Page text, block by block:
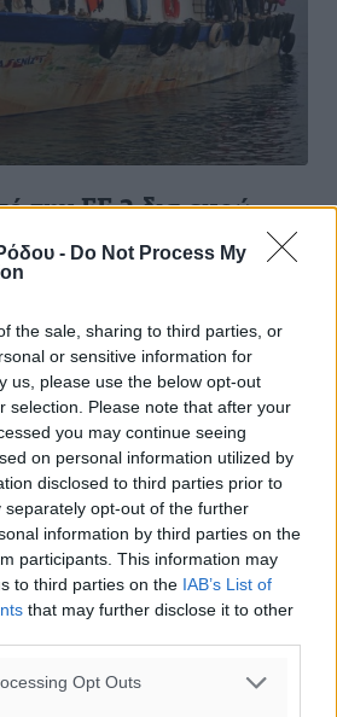
- Do Not Process My
the sale, sharing to third parties, or
or sensitive information for
us, please use the below opt-out
selection. Please note that after your
you may continue seeing
on personal information utilized by
disclosed to third parties prior to
separately opt-out of the further
information by third parties on the
participants. This information may
to third parties on the IAB’s List of
that may further disclose it to other
Opt Outs
την ΕΕ 3 δισ.ευρώ
το προσφυγικό
Επιτρόπων για τους πρόσφυγες
σχετική ανακοίνωση
...